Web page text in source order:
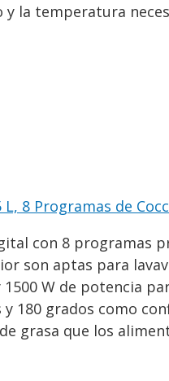
la temperatura
8 Programas de
con 8 programas
son aptas para
1500 W de potencia
y 180 grados como
de grasa que los